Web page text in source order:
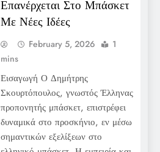
Επανέρχεται Στο Μπάσκετ
Με Νέες Ιδέες
February 5, 2026
1
mins
Εισαγωγή Ο Δημήτρης
Σκουρτόπουλος, γνωστός Έλληνας
προπονητής μπάσκετ, επιστρέφει
δυναμικά στο προσκήνιο, εν μέσω
σημαντικών εξελίξεων στο